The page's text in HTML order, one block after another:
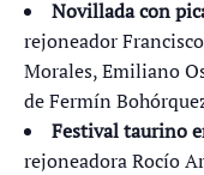
Novillada con
rejoneador
Morales, Emiliano
de Fermín
Festival taurino
rejoneadora Rocío